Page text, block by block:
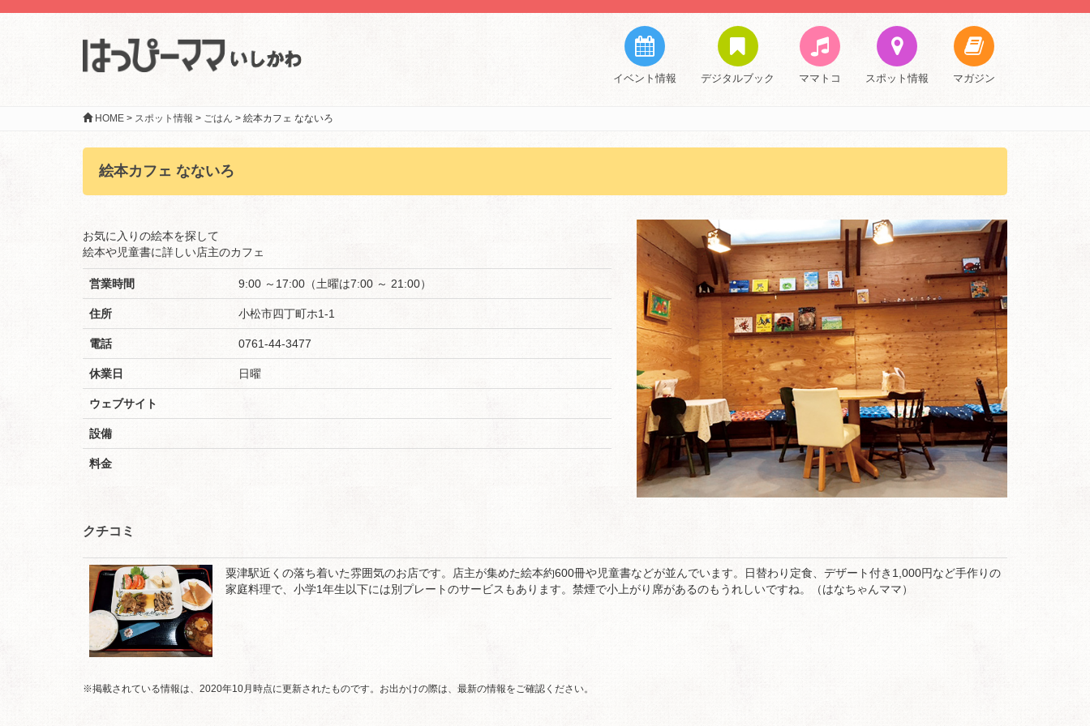
イベント情報 デジタルブック ママトコ スポット情報 マガジン
HOME > スポット情報 > ごはん > 絵本カフェ なないろ
絵本カフェ なないろ
お気に入りの絵本を探して
絵本や児童書に詳しい店主のカフェ
営業時間 9:00 ～17:00（土曜は7:00 ～ 21:00）
住所 小松市四丁町ホ1-1
電話 0761-44-3477
休業日 日曜
ウェブサイト
設備
料金
クチコミ
粟津駅近くの落ち着いた雰囲気のお店です。店主が集めた絵本約600冊や児童書などが並んでいます。日替わり定食、デザート付き1,000円など手作りの
家庭料理で、小学1年生以下には別プレートのサービスもあります。禁煙で小上がり席があるのもうれしいですね。（はなちゃんママ）
※掲載されている情報は、2020年10月時点に更新されたものです。お出かけの際は、最新の情報をご確認ください。